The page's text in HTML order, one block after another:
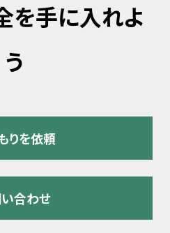
を手に入れよ
う
りを依頼
合わせ